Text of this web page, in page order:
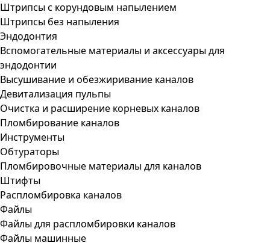
Штрипсы c корундовым напылением
Штрипсы без напыления
Эндодонтия
Вспомогательные материалы и аксессуары для
эндодонтии
Высушивание и обезжиривание каналов
Девитализация пульпы
Очистка и расширение корневых каналов
Пломбирование каналов
Инструменты
Обтураторы
Пломбировочные материалы для каналов
Штифты
Распломбировка каналов
Файлы
Файлы для распломбировки каналов
Файлы машинные